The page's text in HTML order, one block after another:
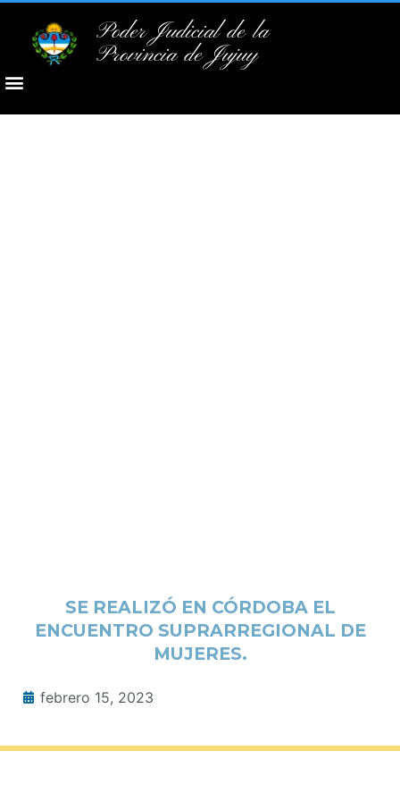
Poder Judicial de la
Provincia de Jujuy
SE REALIZÓ EN CÓRDOBA EL
ENCUENTRO SUPRARREGIONAL DE
MUJERES.
febrero 15, 2023